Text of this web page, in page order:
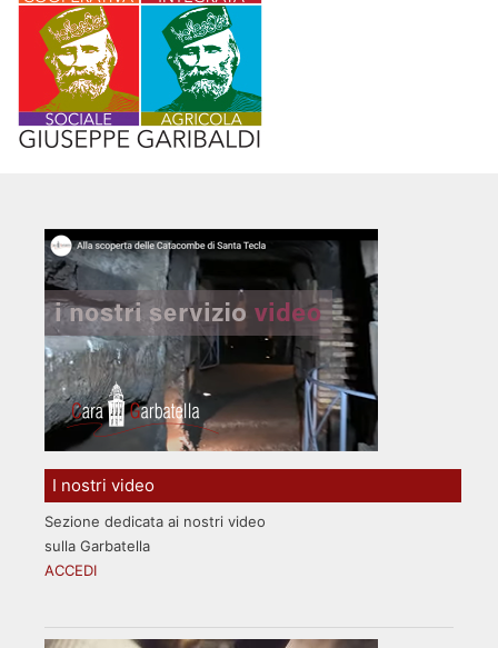
I nostri video
Sezione dedicata ai nostri video
sulla Garbatella
ACCEDI